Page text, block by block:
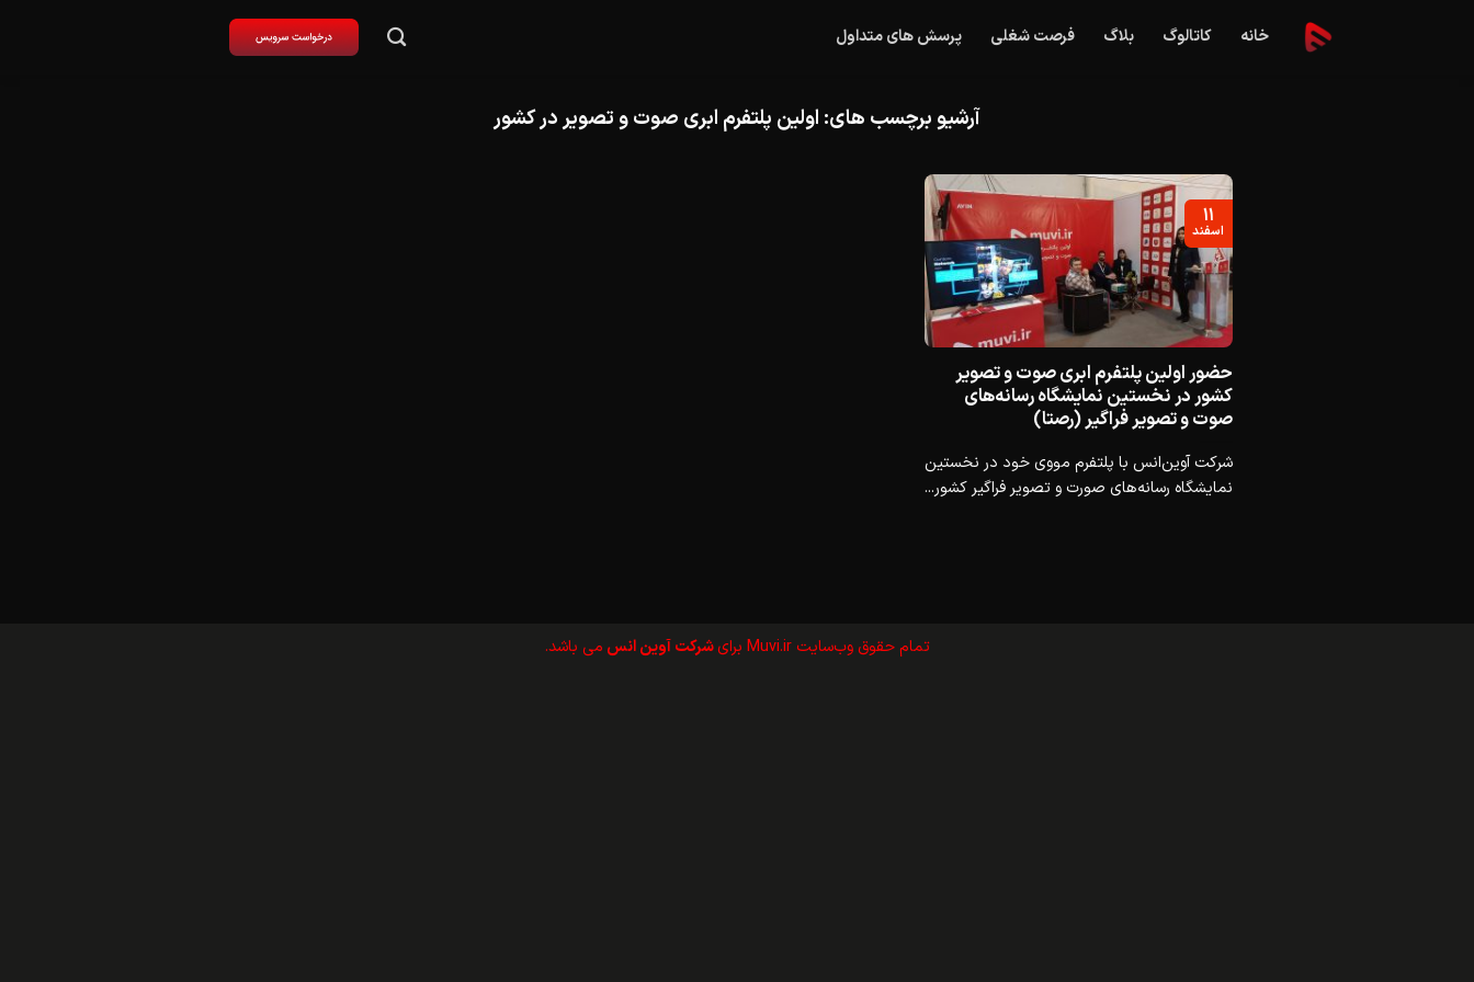
خانه کاتالوگ بلاگ فرصت شغلی پرسش های متداول
آرشیو برچسب های: اولین پلتفرم ابری صوت و تصویر در کشور
حضور اولین پلتفرم ابری صوت و تصویر
کشور در نخستین نمایشگاه رسانه‌های
صوت و تصویر فراگیر (رصتا)
شرکت آوین‌انس با پلتفرم مووی خود در نخستین
نمایشگاه رسانه‌های صورت و تصویر فراگیر کشور...
۱۱
اسفند
تمام حقوق وب‌سايت Muvi.ir برای شرکت آوین انس می باشد.